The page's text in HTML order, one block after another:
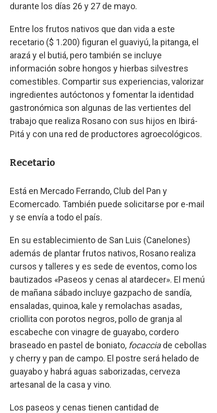
durante los días 26 y 27 de mayo.
Entre los frutos nativos que dan vida a este
recetario ($ 1.200) figuran el guaviyú, la pitanga, el
arazá y el butiá, pero también se incluye
información sobre hongos y hierbas silvestres
comestibles. Compartir sus experiencias, valorizar
ingredientes autóctonos y fomentar la identidad
gastronómica son algunas de las vertientes del
trabajo que realiza Rosano con sus hijos en Ibirá-
Pitá y con una red de productores agroecológicos.
Recetario
Está en Mercado Ferrando, Club del Pan y
Ecomercado. También puede solicitarse por e-mail
y se envía a todo el país.
En su establecimiento de San Luis (Canelones)
además de plantar frutos nativos, Rosano realiza
cursos y talleres y es sede de eventos, como los
bautizados «Paseos y cenas al atardecer». El menú
de mañana sábado incluye gazpacho de sandía,
ensaladas, quinoa, kale y remolachas asadas,
criollita con porotos negros, pollo de granja al
escabeche con vinagre de guayabo, cordero
braseado en pastel de boniato, focacciade cebollas
y cherry y pan de campo. El postre será helado de
guayabo y habrá aguas saborizadas, cerveza
artesanal de la casa y vino.
Los paseos y cenas tienen cantidad de